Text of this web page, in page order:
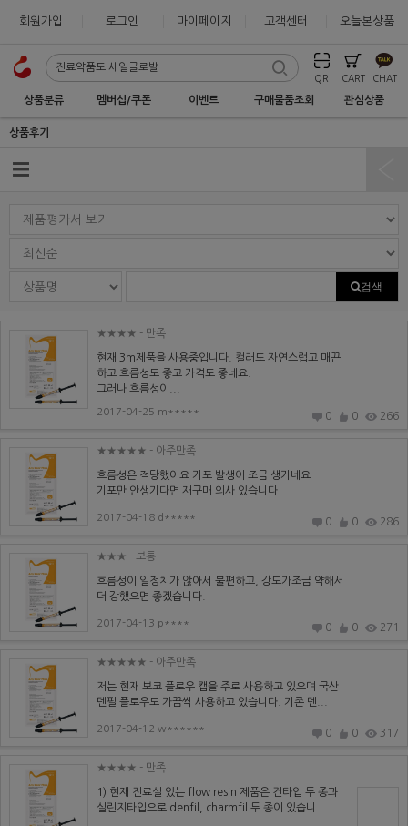
회원가입 로그인 마이페이지 고객센터 오늘본상품
QR CART CHAT
상품분류 멤버십/쿠폰 이벤트 구매물품조회 관심상품
상품후기
검색
★★★★ - 만족
현재 3m제품을 사용중입니다. 컬러도 자연스럽고 매끈
하고 흐름성도 좋고 가격도 좋네요.
그러나 흐름성이...
2017-04-25 m***** 0 0 266
★★★★★ - 아주만족
흐름성은 적당했어요 기포 발생이 조금 생기네요
기포만 안생기다면 재구매 의사 있습니다
2017-04-18 d***** 0 0 286
★★★ - 보통
흐름성이 일정치가 않아서 불편하고, 강도가조금 약해서
더 강했으면 좋겠습니다.
2017-04-13 p**** 0 0 271
★★★★★ - 아주만족
저는 현재 보코 플로우 캡을 주로 사용하고 있으며 국산
덴필 플로우도 가끔씩 사용하고 있습니다. 기존 덴...
2017-04-12 w****** 0 0 317
★★★★ - 만족
1) 현재 진료실 있는 flow resin 제품은 건타입 두 종과
실린지타입으로 denfil, charmfil 두 종이 있습니...